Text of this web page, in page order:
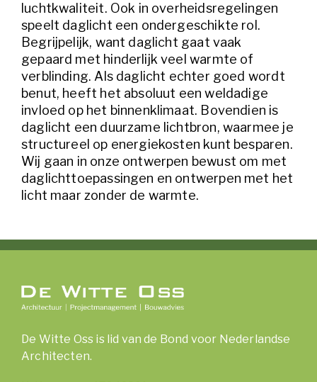
luchtkwaliteit. Ook in overheidsregelingen
speelt daglicht een ondergeschikte rol.
Begrijpelijk, want daglicht gaat vaak
gepaard met hinderlijk veel warmte of
verblinding. Als daglicht echter goed wordt
benut, heeft het absoluut een weldadige
invloed op het binnenklimaat. Bovendien is
daglicht een duurzame lichtbron, waarmee je
structureel op energiekosten kunt besparen.
Wij gaan in onze ontwerpen bewust om met
daglichttoepassingen en ontwerpen met het
licht maar zonder de warmte.
De Witte Oss is lid van de Bond voor Nederlandse
Architecten.